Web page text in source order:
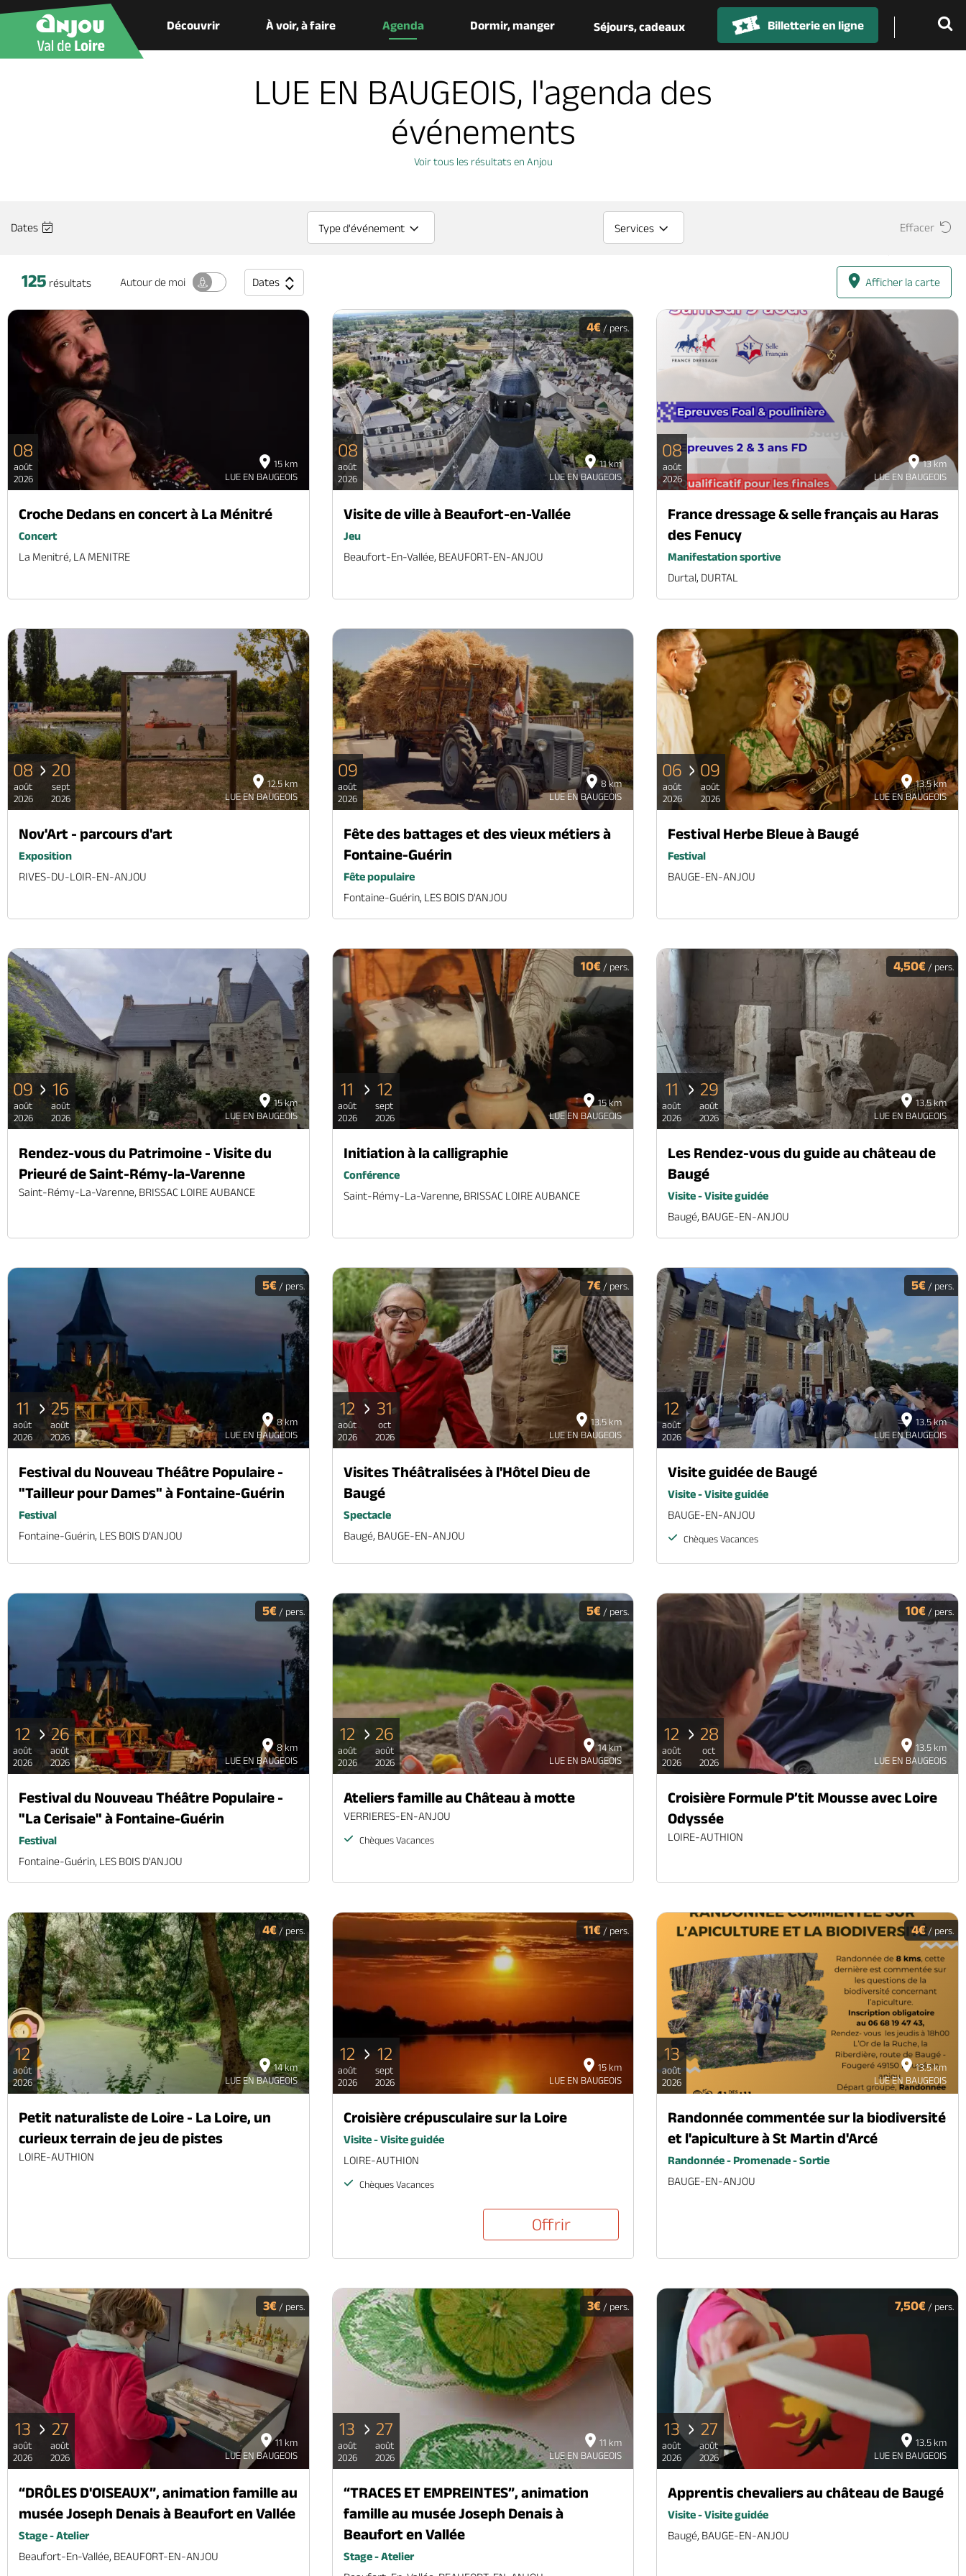
Découvrir À voir, à faire Agenda Dormir, manger Séjours, cadeaux Billetterie en ligne
LUE EN BAUGEOIS, l'agenda des
événements
Voir tous les résultats en Anjou
Dates Type d'événement Services Effacer
125 résultats Autourde moi Dates Afficher la carte
15 km
LUE EN BAUGEOIS
08
août
2026
Croche Dedans en concert à La Ménitré
Concert
La Menitré, LA MENITRE
11 km
LUE EN BAUGEOIS
4€ / pers.
08
août
2026
Visite de ville à Beaufort-en-Vallée
Jeu
Beaufort-En-Vallée, BEAUFORT-EN-ANJOU
13 km
LUE EN BAUGEOIS
08
août
2026
France dressage & selle français au Haras
des Fenucy
Manifestation sportive
Durtal, DURTAL
12.5 km
LUE EN BAUGEOIS
08
août
2026
20
sept
2026
Nov'Art - parcours d'art
Exposition
RIVES-DU-LOIR-EN-ANJOU
8 km
LUE EN BAUGEOIS
09
août
2026
Fête des battages et des vieux métiers à
Fontaine-Guérin
Fête populaire
Fontaine-Guérin, LES BOIS D'ANJOU
13.5 km
LUE EN BAUGEOIS
06
août
2026
09
août
2026
Festival Herbe Bleue à Baugé
Festival
BAUGE-EN-ANJOU
15 km
LUE EN BAUGEOIS
09
août
2026
16
août
2026
Rendez-vous du Patrimoine - Visite du
Prieuré de Saint-Rémy-la-Varenne
Saint-Rémy-La-Varenne, BRISSAC LOIRE AUBANCE
15 km
LUE EN BAUGEOIS
10€ / pers.
11
août
2026
12
sept
2026
Initiation à la calligraphie
Conférence
Saint-Rémy-La-Varenne, BRISSAC LOIRE AUBANCE
13.5 km
LUE EN BAUGEOIS
4,50€/ pers.
11
août
2026
29
août
2026
Les Rendez-vous du guide au château de
Baugé
Visite - Visite guidée
Baugé, BAUGE-EN-ANJOU
8 km
LUE EN BAUGEOIS
5€/ pers.
11
août
2026
25
août
2026
Festival du Nouveau Théâtre Populaire -
"Tailleur pour Dames" à Fontaine-Guérin
Festival
Fontaine-Guérin, LES BOIS D'ANJOU
13.5 km
LUE EN BAUGEOIS
7€ / pers.
12
août
2026
31
oct
2026
Visites Théâtralisées à l'Hôtel Dieu de
Baugé
Spectacle
Baugé, BAUGE-EN-ANJOU
13.5 km
LUE EN BAUGEOIS
5€/ pers.
12
août
2026
Visite guidée de Baugé
Visite - Visite guidée
BAUGE-EN-ANJOU
Chèques Vacances
8 km
LUE EN BAUGEOIS
5€/ pers.
12
août
2026
26
août
2026
Festival du Nouveau Théâtre Populaire -
"La Cerisaie" à Fontaine-Guérin
Festival
Fontaine-Guérin, LES BOIS D'ANJOU
14 km
LUE EN BAUGEOIS
5€ / pers.
12
août
2026
26
août
2026
Ateliers famille au Château à motte
VERRIERES-EN-ANJOU
Chèques Vacances
13.5 km
LUE EN BAUGEOIS
10€/ pers.
12
août
2026
28
oct
2026
Croisière Formule P’tit Mousse avec Loire
Odyssée
LOIRE-AUTHION
14 km
LUE EN BAUGEOIS
4€/ pers.
12
août
2026
Petit naturaliste de Loire - La Loire, un
curieux terrain de jeu de pistes
LOIRE-AUTHION
15 km
LUE EN BAUGEOIS
11€ / pers.
12
août
2026
12
sept
2026
Croisière crépusculaire sur la Loire
Visite - Visite guidée
LOIRE-AUTHION
Chèques Vacances
Offrir
13.5 km
LUE EN BAUGEOIS
4€/ pers.
13
août
2026
Randonnée commentée sur la biodiversité
et l'apiculture à St Martin d'Arcé
Randonnée - Promenade - Sortie
BAUGE-EN-ANJOU
11 km
LUE EN BAUGEOIS
3€ / pers.
13
août
2026
27
août
2026
“DRÔLES D'OISEAUX”, animation famille au
musée Joseph Denais à Beaufort en Vallée
Stage - Atelier
Beaufort-En-Vallée, BEAUFORT-EN-ANJOU
11 km
LUE EN BAUGEOIS
3€ / pers.
13
août
2026
27
août
2026
“TRACES ET EMPREINTES”, animation
famille au musée Joseph Denais à
Beaufort en Vallée
Stage - Atelier
13.5 km
LUE EN BAUGEOIS
7,50€/ pers.
13
août
2026
27
août
2026
Apprentis chevaliers au château de Baugé
Visite - Visite guidée
Baugé, BAUGE-EN-ANJOU